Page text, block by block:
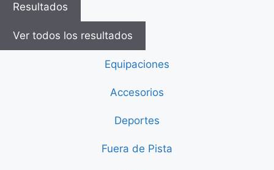
Resultados
Ver todos los resultados
Equipaciones
Accesorios
Deportes
Fuera de Pista